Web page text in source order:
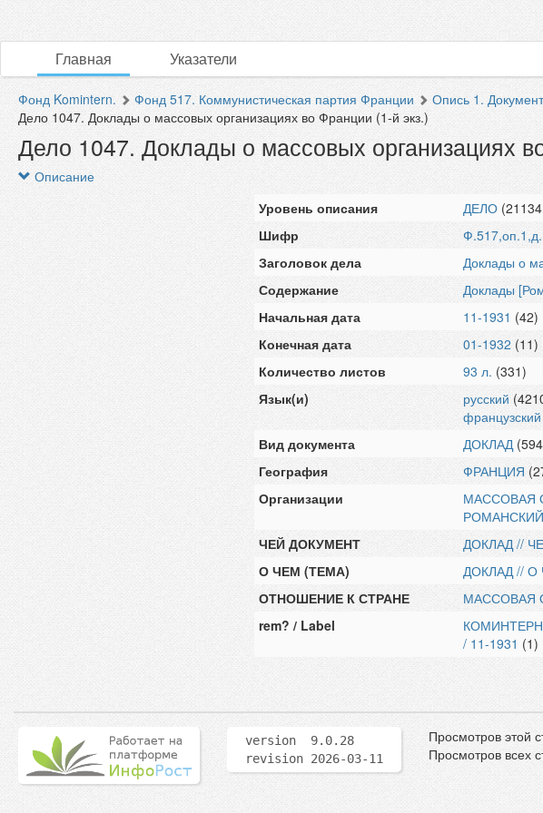
Главная Указатели
Фонд Komintern. Фонд 517. Коммунистическая партия Франции
Опись 1.
Дело 1047. Доклады о массовых организациях во Франции (1-й экз.)
Дело 1047. Доклады о массовых организациях
Описание
Уровень описания
ДЕЛО
Шифр
Заголовок дела
Доклады о
Содержание
Доклады
Начальная дата
11-1931 (42)
Конечная дата
01-1932 (11)
Количество листов
93 л. (331)
Язык(и)
русский
французский
Вид документа
ДОКЛАД
География
ФРАНЦИЯ
Организации
МАССОВАЯ
ЧЕЙ ДОКУМЕНТ
ДОКЛАД //
О ЧЕМ (ТЕМА)
ДОКЛАД //
ОТНОШЕНИЕ К СТРАНЕ
МАССОВАЯ
rem? / Label
/ 11-1931 (1)
version 9.0.28
revision 2026-03-11
Просмотров этой
Просмотров всех